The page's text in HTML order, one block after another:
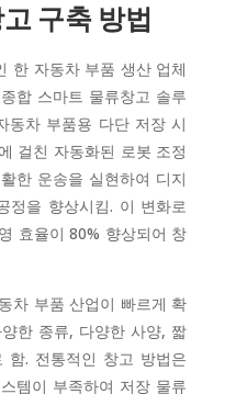
구축 방법
한 자동차 부품 생산 업체
합 스마트 물류창고 솔루
동차 부품용 다단 저장 시
걸친 자동화된 로봇 조정
한 운송을 실현하여 디지
정을 향상시킴. 이 변화로
효율이 80% 향상되어 창
차 부품 산업이 빠르게 확
한 종류, 다양한 사양, 짧
함. 전통적인 창고 방법은
템이 부족하여 저장 물류